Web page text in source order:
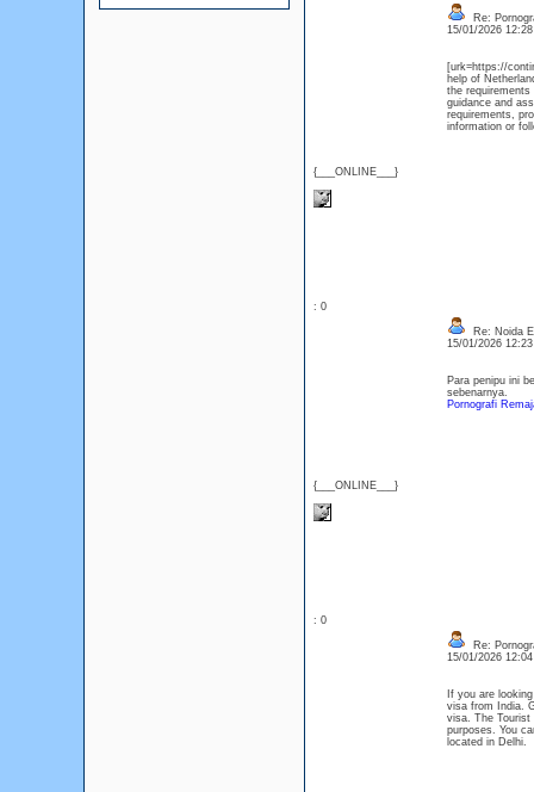
{___ONLINE___}
Re:
15/01/2026
[urk=https://
help of
the
guidance and
requirements,
information or
: 0
{___ONLINE___}
Re: Noida
15/01/2026
Para penipu ini
sebenarnya.
Pornografi
: 0
Re:
15/01/2026
If you are
visa from India.
visa. The Tourist
purposes. You
located in Delhi.